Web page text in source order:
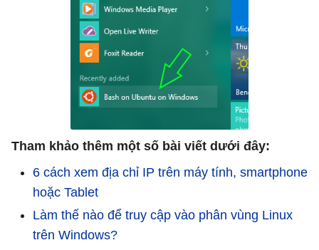
Tham khảo thêm một số bài viết dưới đây:
6 cách xem địa chỉ IP trên máy tính, smartphone
hoặc Tablet
Làm thế nào để truy cập vào phân vùng Linux
trên Windows?